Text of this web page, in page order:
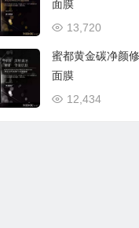
面膜
13,720
蜜都黄金碳净颜
面膜
12,434